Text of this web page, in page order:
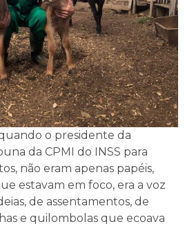
o presidente da
da CPMI do INSS para
não eram apenas papéis,
estavam em foco, era a voz
de assentamentos, de
e quilombolas que ecoava